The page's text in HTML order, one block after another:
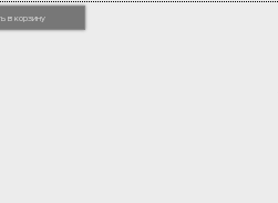
в корзину